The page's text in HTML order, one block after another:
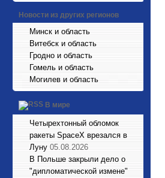
Новости из других регионов
Минск и область
Витебск и область
Гродно и область
Гомель и область
Могилев и область
В мире
Четырехтонный обломок
ракеты SpaceX врезался в
Луну 05.08.2026
В Польше закрыли дело о
"дипломатической измене"